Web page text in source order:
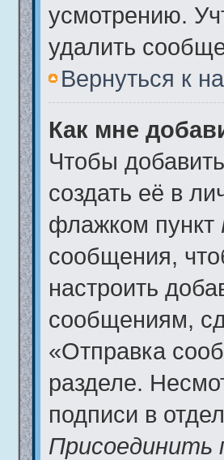
усмотрению.
удалить
Вернуться к
Как мне
Чтобы
создать её в
флажком пункт
сообщения,
настроить
сообщениям,
«Отправка
разделе.
подписи в
Присоединить